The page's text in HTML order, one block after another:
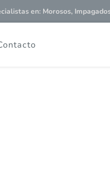
en: Morosos,